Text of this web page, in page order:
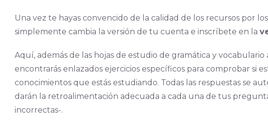
Una vez te hayas convencido de la calidad de los recursos por
simplemente cambia la versión de tu cuenta e inscríbete en la
Aquí, además de las hojas de estudio de gramática y
encontrarás enlazados ejercicios específicos para comprobar si
conocimientos que estás estudiando. Todas las respuestas se
darán la retroalimentación adecuada a cada una de tus
incorrectas-.